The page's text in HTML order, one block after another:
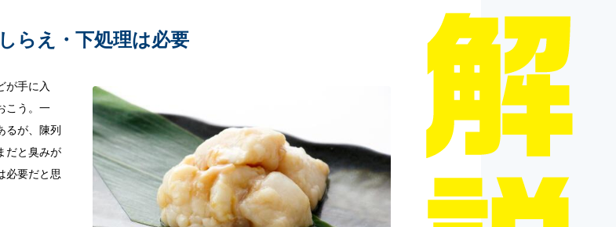
らえ・下処理は必要
が手に入
こう。一
るが、陳列
だと臭みが
必要だと思